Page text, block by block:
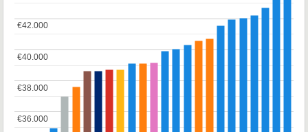
€36.000
€36.000
€38.000
€38.000
€40.000
€40.000
€42.000
€42.000